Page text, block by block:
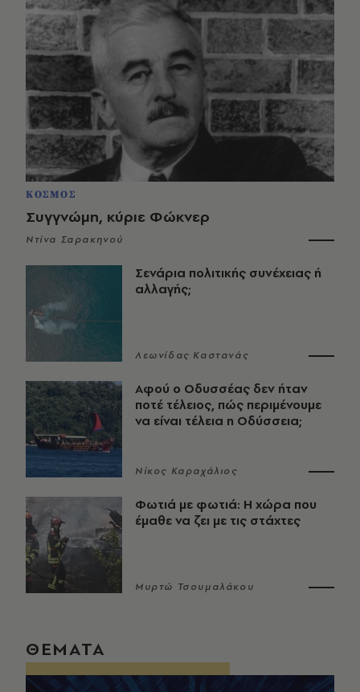
ΚΟΣΜΟΣ
Συγγνώμη, κύριε Φώκνερ
Ντίνα Σαρακηνού
Σενάρια πολιτικής συνέχειας ή
αλλαγής;
Λεωνίδας Καστανάς
Αφού ο Οδυσσέας δεν ήταν
ποτέ τέλειος, πώς περιμένουμε
να είναι τέλεια η Οδύσσεια;
Νίκος Καραχάλιος
Φωτιά με φωτιά: Η χώρα που
έμαθε να ζει με τις στάχτες
Μυρτώ Τσουμαλάκου
ΘΕΜΑΤΑ